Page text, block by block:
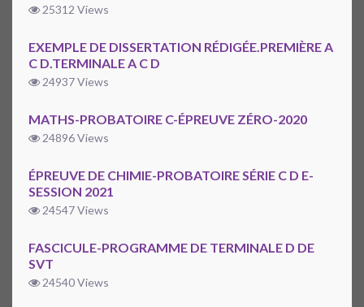
25312 Views
EXEMPLE DE DISSERTATION RÉDIGÉE.PREMIÈRE A
C D.TERMINALE A C D
24937 Views
MATHS-PROBATOIRE C-ÉPREUVE ZÉRO-2020
24896 Views
ÉPREUVE DE CHIMIE-PROBATOIRE SÉRIE C D E-
SESSION 2021
24547 Views
FASCICULE-PROGRAMME DE TERMINALE D DE
SVT
24540 Views